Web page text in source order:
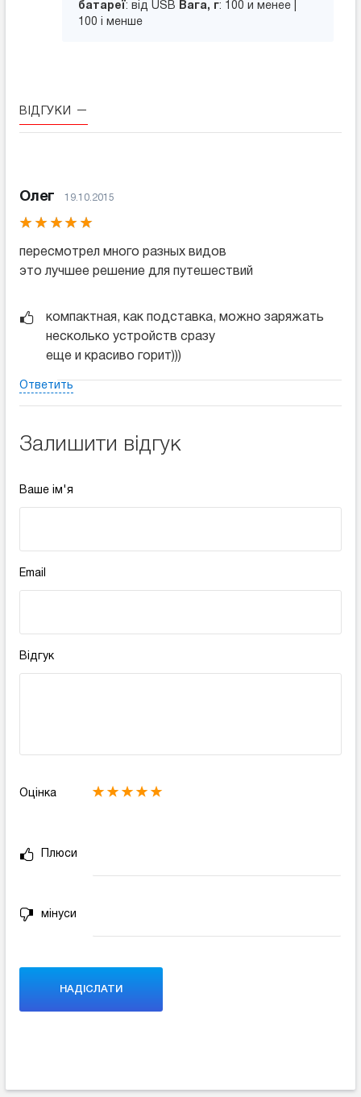
батареї: від USB Вага, г: 100 и менее |
100 і менше
ВІДГУКИ
Олег 19.10.2015
пересмотрел много разных видов
это лучшее решение для путешествий
компактная, как подставка, можно заряжать
несколько устройств сразу
еще и красиво горит)))
Ответить
Залишити відгук
Ваше ім'я
Email
Відгук
Оцінка
Плюси
мінуси